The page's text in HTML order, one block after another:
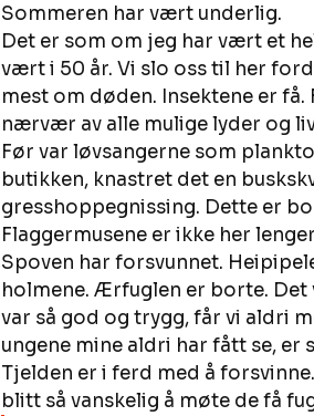
Sommeren har vært underlig.
Det er som om jeg har vært et
vært i 50 år. Vi slo oss til her
mest om døden. Insektene er
nærvær av alle mulige lyder og
Før var løvsangerne som
butikken, knastret det en
gresshoppegnissing. Dette er
Flaggermusene er ikke her
Spoven har forsvunnet.
holmene. Ærfuglen er borte. Det
var så god og trygg, får vi aldri
ungene mine aldri har fått se, er
Tjelden er i ferd med å
blitt så vanskelig å møte de få